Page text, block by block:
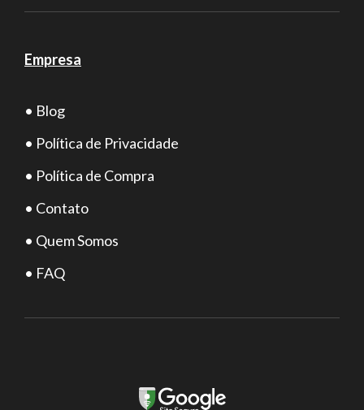
Empresa
• Blog
• Política de Privacidade
• Política de Compra
• Contato
• Quem Somos
• FAQ